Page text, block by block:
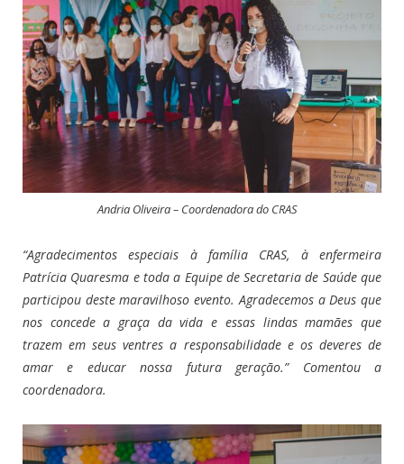
Andria Oliveira – Coordenadora do CRAS
“Agradecimentos especiais à família CRAS, à enfermeira
Patrícia Quaresma e toda a Equipe de Secretaria de Saúde que
participou deste maravilhoso evento. Agradecemos a Deus que
nos concede a graça da vida e essas lindas mamães que
trazem em seus ventres a responsabilidade e os deveres de
amar e educar nossa futura geração.” Comentou a
coordenadora.